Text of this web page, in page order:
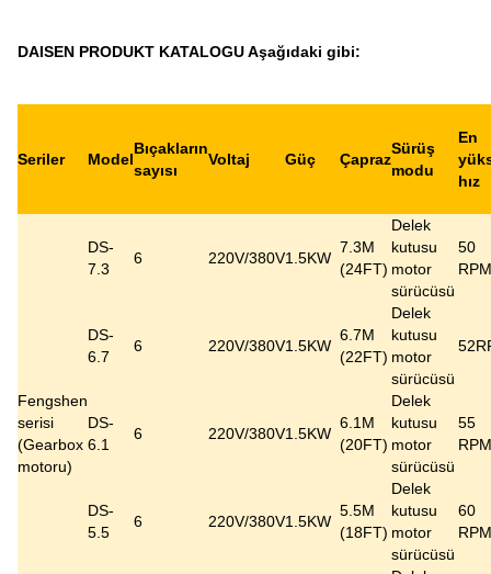
DAISEN PRODUKT KATALOGU Aşağıdaki gibi:
Seriler Model
Bıçakların
sayısı
Voltaj Güç Çapraz
Sürüş
modu
En
hız
Fengshen
serisi
(Gearbox
motoru)
DS-
7.3
6 220V/380V1.5KW
7.3M
(24FT)
Delek
kutusu
motor
sürücüsü
50
RPM
DS-
6.7
6 220V/380V1.5KW
6.7M
(22FT)
Delek
kutusu
motor
sürücüsü
DS-
6.1
6 220V/380V1.5KW
6.1M
(20FT)
Delek
kutusu
motor
sürücüsü
55
RPM
DS-
5.5
6 220V/380V1.5KW
5.5M
(18FT)
Delek
kutusu
motor
sürücüsü
60
RPM